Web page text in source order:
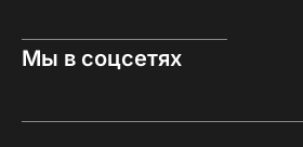
Мы в соцсетях